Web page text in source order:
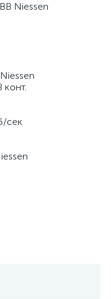
Niessen
сек